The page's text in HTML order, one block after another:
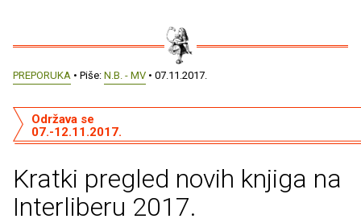
PREPORUKA • Piše: N.B. - MV • 07.11.2017.
Kratki pregled novih knjiga na
Interliberu 2017.
Održava se
07.-12.11.2017.